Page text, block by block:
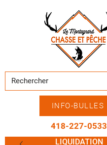
INFO-BULLES
418-227-0533
LIQUIDATION